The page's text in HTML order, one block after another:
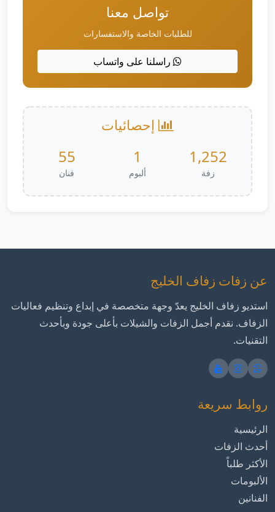
تواصل معنا
للطلبات الخاصة والاستفسارات
راسلنا على واتساب
إحصائيات
1,252
زفة
1
ألبوم
55
فنان
عن زفات زفاف الخليج
استديو زفاف الخليج يعدّ وجهة متخصصة في إبداع وتنظيم فعاليات
الزفاف. نقدم أجمل الزفات والشيلات بأعلى جودة وبأحدث
التقنيات.
روابط سريعة
الرئيسية
أحدث الزفات
الأكثر طلباً
الألبومات
الفنانين